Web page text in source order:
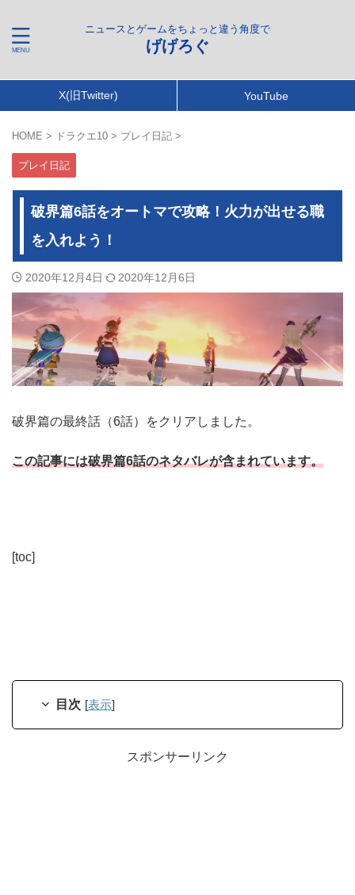
ニュースとゲームをちょっと違う角度で
げげろぐ
X(旧Twitter) YouTube
HOME > ドラクエ10 > プレイ日記 >
プレイ日記
破界篇6話をオートマで攻略！火力が出せる職
を入れよう！
2020年12月4日 2020年12月6日
破界篇の最終話（6話）をクリアしました。
この記事には破界篇6話のネタバレが含まれています。
[toc]
目次 [表示]
スポンサーリンク